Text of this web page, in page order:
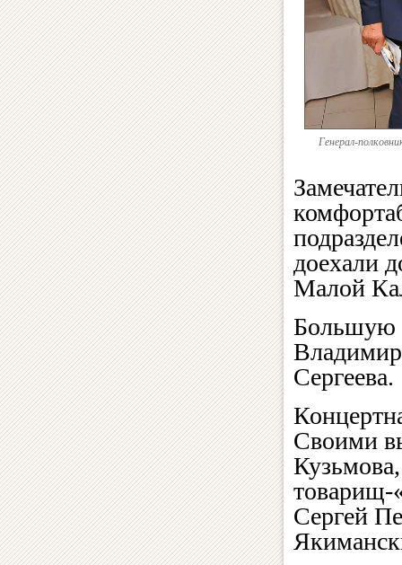
Генерал-
доехали
Малой
Большую
Сергеева.
Своими
товарищ-
Сергей